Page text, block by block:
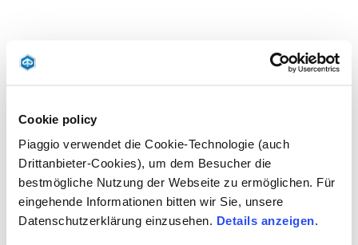
Cookie policy
Piaggio verwendet die Cookie-Technologie (auch
Drittanbieter-Cookies), um dem Besucher die
bestmögliche Nutzung der Webseite zu ermöglichen. Für
eingehende Informationen bitten wir Sie, unsere
Datenschutzerklärung einzusehen. Details anzeigen.